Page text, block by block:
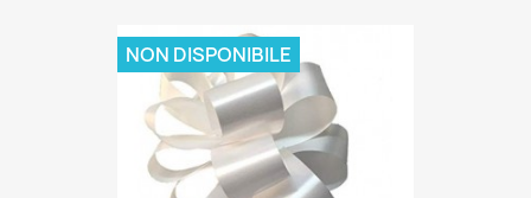
NON DISPONIBILE